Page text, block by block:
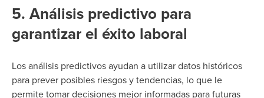
5. Análisis predictivo para
garantizar el éxito laboral
Los análisis predictivos ayudan a utilizar datos históricos
para prever posibles riesgos y tendencias, lo que le
permite tomar decisiones mejor informadas para futuras